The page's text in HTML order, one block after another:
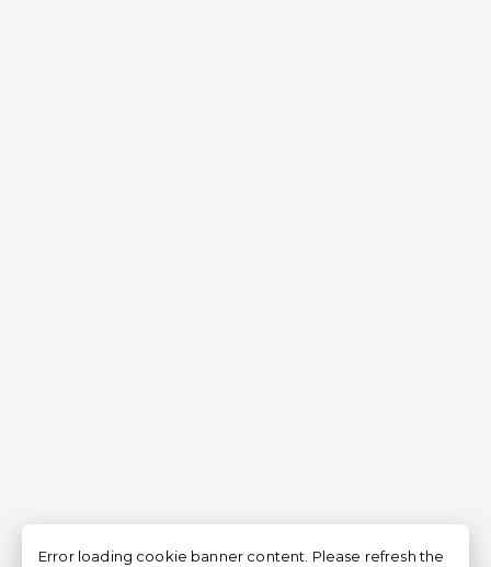
Error loading cookie banner content. Please refresh the